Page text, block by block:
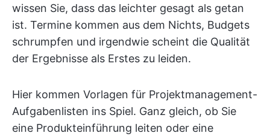
wissen Sie, dass das leichter gesagt als getan
ist. Termine kommen aus dem Nichts, Budgets
schrumpfen und irgendwie scheint die Qualität
der Ergebnisse als Erstes zu leiden.
Hier kommen Vorlagen für Projektmanagement-
Aufgabenlisten ins Spiel. Ganz gleich, ob Sie
eine Produkteinführung leiten oder eine